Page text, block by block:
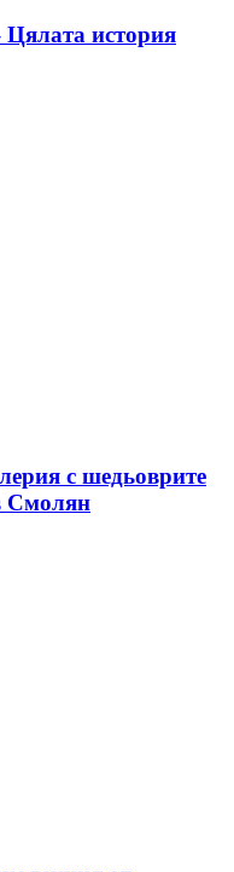
история
с шедьоврите
Смолян